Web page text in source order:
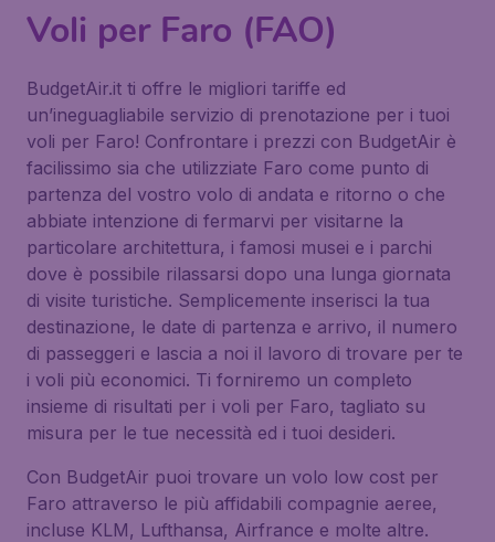
Voli per Faro (FAO)
BudgetAir.it ti offre le migliori tariffe ed
un’ineguagliabile servizio di prenotazione per i tuoi
voli per Faro! Confrontare i prezzi con BudgetAir è
facilissimo sia che utilizziate Faro come punto di
partenza del vostro volo di andata e ritorno o che
abbiate intenzione di fermarvi per visitarne la
particolare architettura, i famosi musei e i parchi
dove è possibile rilassarsi dopo una lunga giornata
di visite turistiche. Semplicemente inserisci la tua
destinazione, le date di partenza e arrivo, il numero
di passeggeri e lascia a noi il lavoro di trovare per te
i voli più economici. Ti forniremo un completo
insieme di risultati per i voli per Faro, tagliato su
misura per le tue necessità ed i tuoi desideri.
Con BudgetAir puoi trovare un volo low cost per
Faro attraverso le più affidabili compagnie aeree,
incluse KLM, Lufthansa, Airfrance e molte altre.